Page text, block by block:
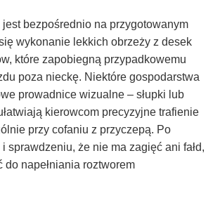
jest bezpośrednio na przygotowanym
wykonanie lekkich obrzeży z desek
które zapobiegną przypadkowemu
poza nieckę. Niektóre gospodarstwa
prowadnice wizualne – słupki lub
kierowcom precyzyjne trafienie
przy cofaniu z przyczepą. Po
sprawdzeniu, że nie ma zagięć ani fałd,
do napełniania roztworem